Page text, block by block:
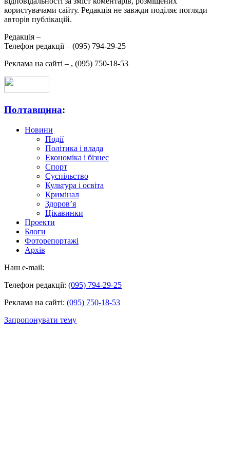
користувачами сайту. Редакція не завжди поділяє погляди
авторів публікацій.
Редакція –
Телефон редакції – (095) 794-29-25
Реклама на сайті – , (095) 750-18-53
Полтавщина:
Новини
Події
Політика і влада
Економіка і бізнес
Спорт
Суспільство
Культура і освіта
Кримінал
Здоров’я
Цікавинки
Проекти
Блоги
Фоторепортажі
Архів
Наш e-mail:
Телефон редакції: (095) 794-29-25
Реклама на сайті: (095) 750-18-53
Запропонувати тему